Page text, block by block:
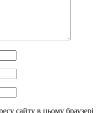
сайту в цьому браузері